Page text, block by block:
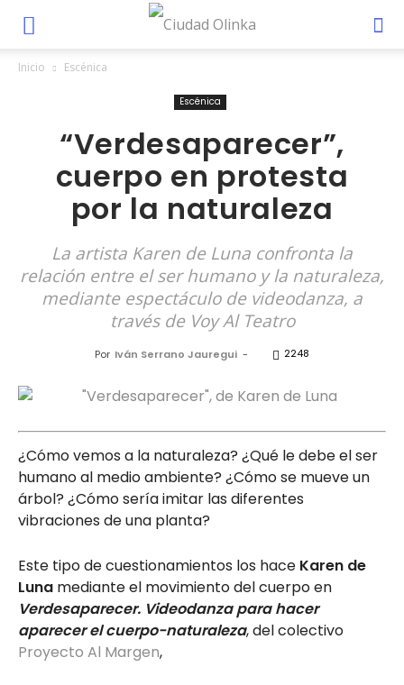
Inicio Escénica
Escénica
“Verdesaparecer”,
cuerpo en protesta
por la naturaleza
La artista Karen de Luna confronta la
relación entre el ser humano y la naturaleza,
mediante espectáculo de videodanza, a
través de Voy Al Teatro
Por Iván Serrano Jauregui - 2248
¿Cómo vemos a la naturaleza? ¿Qué le debe el ser
humano al medio ambiente? ¿Cómo se mueve un
árbol? ¿Cómo sería imitar las diferentes
vibraciones de una planta?
Este tipo de cuestionamientos los hace Karen de
Luna mediante el movimiento del cuerpo en
Verdesaparecer. Videodanza para hacer
aparecer el cuerpo-naturaleza, del colectivo
Proyecto Al Margen,